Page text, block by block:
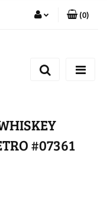
Zarejestruj się
(0)
#07361